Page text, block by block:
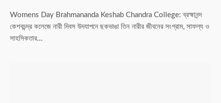
Womens Day Brahmananda Keshab Chandra College: ব্রহ্মানন্দ
কেশবচন্দ্র কলেজে নারী দিবস উদযাপনে ছকভাঙা তিন নারীর জীবনের সংগ্রাম, সাফল্য ও
সাহসিকতার…